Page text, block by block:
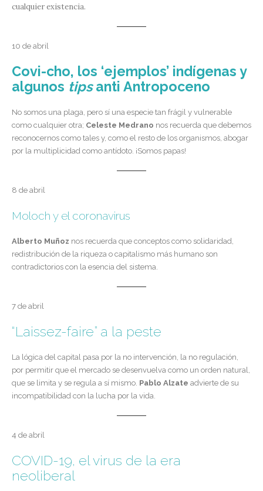
cualquier existencia.
10 de abril
Covi-cho, los ‘ejemplos’ indígenas y
algunos tipsanti Antropoceno
No somos una plaga, pero sí una especie tan frágil y vulnerable
como cualquier otra; Celeste Medrano nos recuerda que debemos
reconocernos como tales y, como el resto de los organismos, abogar
por la multiplicidad como antídoto. ¡Somos papas!
8 de abril
Moloch y el coronavirus
Alberto Muñoz nos recuerda que conceptos como solidaridad,
redistribución de la riqueza o capitalismo más humano son
contradictorios con la esencia del sistema.
7 de abril
“Laissez-faire” a la peste
La lógica del capital pasa por la no intervención, la no regulación,
por permitir que el mercado se desenvuelva como un orden natural,
que se limita y se regula a sí mismo. Pablo Alzate advierte de su
incompatibilidad con la lucha por la vida.
4 de abril
COVID-19, el virus de la era
neoliberal